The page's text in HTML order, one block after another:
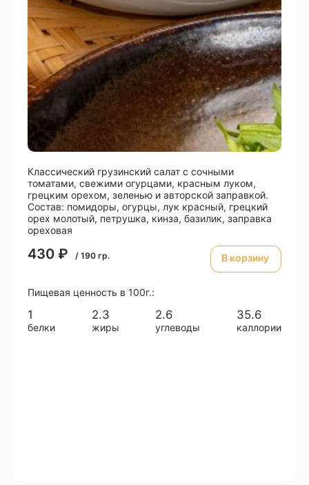
Классический грузинский салат с сочными
томатами, свежими огурцами, красным луком,
грецким орехом, зеленью и авторской заправкой.
Состав: помидоры, огурцы, лук красный, грецкий
орех молотый, петрушка, кинза, базилик, заправка
ореховая
430 ₽ / 190 гр. В корзину
Пищевая ценность в 100г.:
1
белки
2.3
жиры
2.6
углеводы
35.6
каллории